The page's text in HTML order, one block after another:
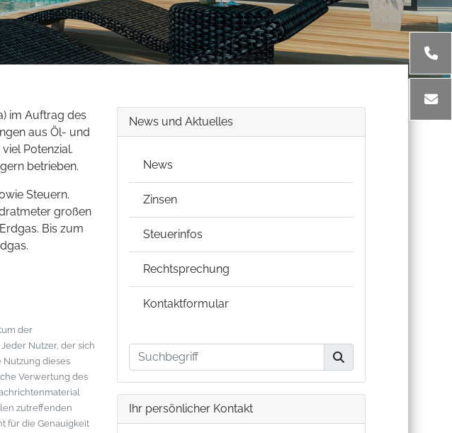
im Auftrag des
aus Öl- und
Potenzial.
betrieben.
Steuern.
großen
Bis zum
der
Nutzer, der sich
Nutzung dieses
Verwertung des
zutreffenden
für die Genauigkeit
News und Aktuelles
News
Zinsen
Steuerinfos
Rechtsprechung
Kontaktformular
Ihr persönlicher Kontakt